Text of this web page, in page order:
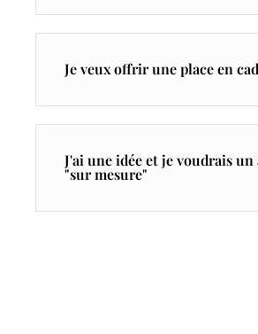
Je veux offrir une place en
J'ai une idée et je voudrais
"sur mesure"